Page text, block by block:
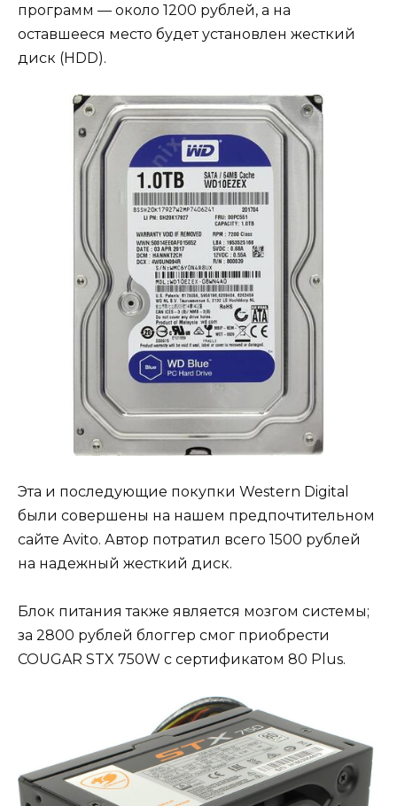
программ — около 1200 рублей, а на
оставшееся место будет установлен жесткий
диск (HDD).
Эта и последующие покупки Western Digital
были совершены на нашем предпочтительном
сайте Avito. Автор потратил всего 1500 рублей
на надежный жесткий диск.
Блок питания также является мозгом системы;
за 2800 рублей блоггер смог приобрести
COUGAR STX 750W с сертификатом 80 Plus.